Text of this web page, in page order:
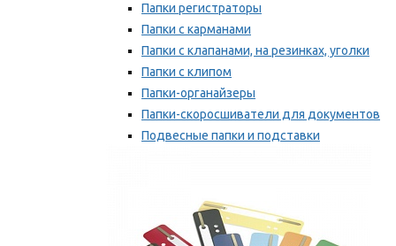
Папки регистраторы
Папки с карманами
Папки с клапанами, на резинках, уголки
Папки с клипом
Папки-органайзеры
Папки-скоросшиватели для документов
Подвесные папки и подставки